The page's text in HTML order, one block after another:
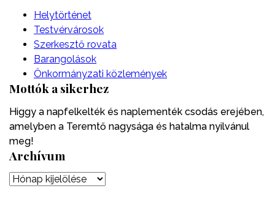
Helytörténet
Testvérvárosok
Szerkesztő rovata
Barangolások
Önkormányzati közlemények
Mottók a sikerhez
Higgy a napfelkelték és naplementék csodás erejében,
amelyben a Teremtő nagysága és hatalma nyilvánul
meg!
Archívum